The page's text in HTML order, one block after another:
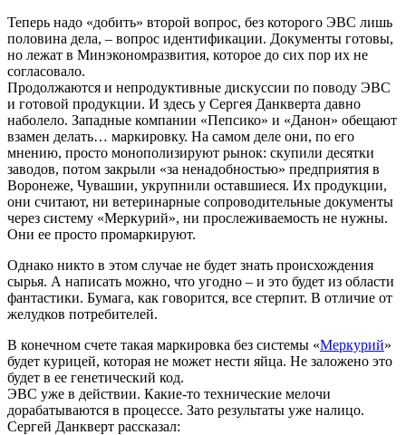
Теперь надо «добить» второй вопрос, без которого ЭВС лишь
половина дела, – вопрос идентификации. Документы готовы,
но лежат в Минэкономразвития, которое до сих пор их не
согласовало.
Продолжаются и непродуктивные дискуссии по поводу ЭВС
и готовой продукции. И здесь у Сергея Данкверта давно
наболело. Западные компании «Пепсико» и «Данон» обещают
взамен делать… маркировку. На самом деле они, по его
мнению, просто монополизируют рынок: скупили десятки
заводов, потом закрыли «за ненадобностью» предприятия в
Воронеже, Чувашии, укрупнили оставшиеся. Их продукции,
они считают, ни ветеринарные сопроводительные документы
через систему «Меркурий», ни прослеживаемость не нужны.
Они ее просто промаркируют.
Однако никто в этом случае не будет знать происхождения
сырья. А написать можно, что угодно – и это будет из области
фантастики. Бумага, как говорится, все стерпит. В отличие от
желудков потребителей.
В конечном счете такая маркировка без системы «Меркурий»
будет курицей, которая не может нести яйца. Не заложено это
будет в ее генетический код.
ЭВС уже в действии. Какие-то технические мелочи
дорабатываются в процессе. Зато результаты уже налицо.
Сергей Данкверт рассказал: